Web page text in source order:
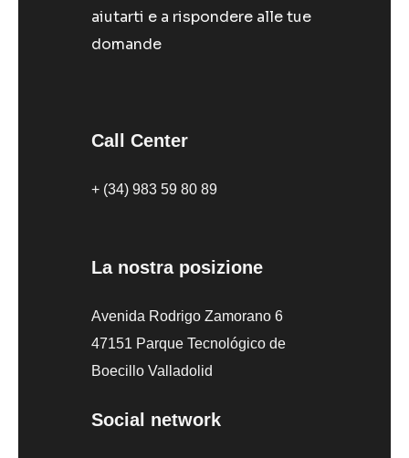
aiutarti e a rispondere alle tue
domande
Call Center
+ (34) 983 59 80 89
La nostra posizione
Avenida Rodrigo Zamorano 6
47151 Parque Tecnológico de
Boecillo Valladolid
Social network